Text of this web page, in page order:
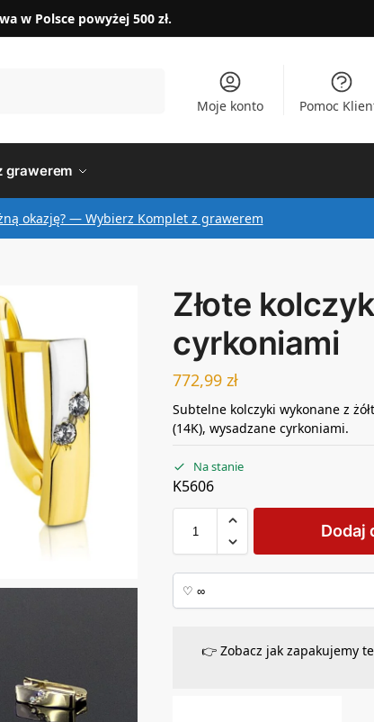
w Polsce powyżej 500 zł.
Moje konto Pomoc
grawerem
okazję? — Wybierz Komplet z grawerem
Złote
cyrkoniami
772,99 zł
Subtelne kolczyki wykonane z
(14K), wysadzane cyrkoniami.
Na stanie
K5606
Dodaj
👉 Zobacz jak zapakujemy